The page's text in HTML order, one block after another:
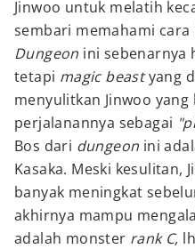
Jinwoo untuk melatih
sembari memahami cara
Dungeon ini sebenarnya
tetapi magic beastyang
menyulitkan Jinwoo
perjalanannya sebagai
Bos dari dungeon ini
Kasaka. Meski kesulitan,
banyak meningkat
akhirnya mampu
adalah monster rank C,